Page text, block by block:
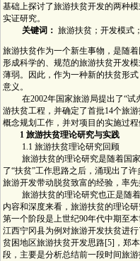
基础上探讨了旅游扶贫开发的两种
实证研究。
关键词： 旅游扶贫；开发模式
旅游扶贫作为一个新生事物，是随
形成科学的、规范的旅游扶贫开发
薄弱。因此，作为一种新的扶贫形
意义。
在2002年国家旅游局提出了“试办
游扶贫工程，并确定了首批14个旅
概念规划工作，并对项目的实施过
1 旅游扶贫理论研究与实践
1.1 旅游扶贫理论研究回顾
旅游扶贫的理论研究是随着国家
了“扶贫”工作思路之后，涌现出了
旅游开发带动脱贫致富的经验，率先
旅游扶贫的理论研究也正是随着
内容和深度来看，旅游扶贫的理论研
第一个阶段是上世纪90年代中期至
江西宁冈县为例对旅游开发扶贫进
贫困地区旅游扶贫开发思路[5]，郑
段，主要是分析总结前一段时间旅